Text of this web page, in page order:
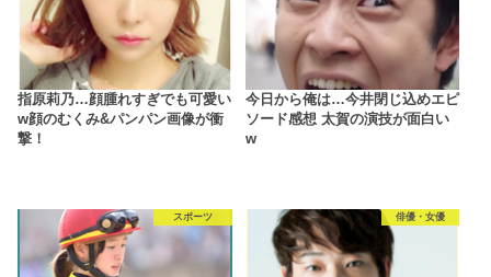
指原莉乃…顔腫れすぎでも可愛い
w顔のむくみ&パンパン画像が衝
撃！
今日から俺は…今井閉じ込めエピ
ソード感想 太賀の演技が面白い
w
スポーツ 俳優・女優